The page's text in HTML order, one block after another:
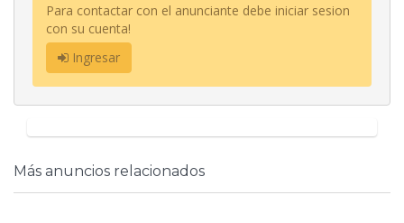
Para contactar con el anunciante debe iniciar sesion
con su cuenta!
Ingresar
Más anuncios relacionados